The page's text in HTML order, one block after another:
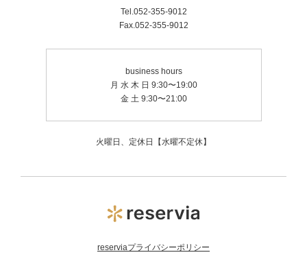
Tel.052-355-9012
Fax.052-355-9012
business hours
月 水 木 日 9:30〜19:00
金 土 9:30〜21:00
火曜日、定休日【水曜不定休】
reserviaプライバシーポリシー